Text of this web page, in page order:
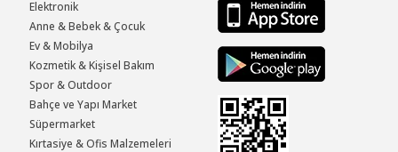
Elektronik
Anne & Bebek & Çocuk
Ev & Mobilya
Kozmetik & Kişisel Bakım
Spor & Outdoor
Bahçe ve Yapı Market
Süpermarket
Kırtasiye & Ofis Malzemeleri